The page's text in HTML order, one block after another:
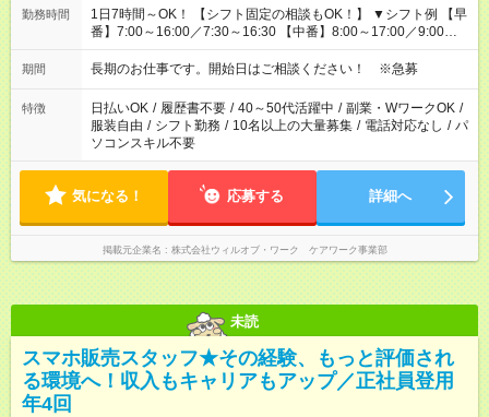
勤務時間
1日7時間～OK！ 【シフト固定の相談もOK！】 ▼シフト例 【早
番】7:00～16:00／7:30～16:30 【中番】8:00～17:00／9:00～
18:00 【遅番】11:00～20:00／13:00～22:00
期間 長期のお仕事です。開始日はご相談ください！ ※急募
特徴 日払いOK / 履歴書不要 / 40～50代活躍中 / 副業・WワークOK /
服装自由 / シフト勤務 / 10名以上の大量募集 / 電話対応なし / パ
ソコンスキル不要
気になる！ 応募する 詳細へ
掲載元企業名 株式会社ウィルオブ・ワーク ケアワーク事業部
未読
スマホ販売スタッフ★その経験、もっと評価され
る環境へ！収入もキャリアもアップ／正社員登用
年4回